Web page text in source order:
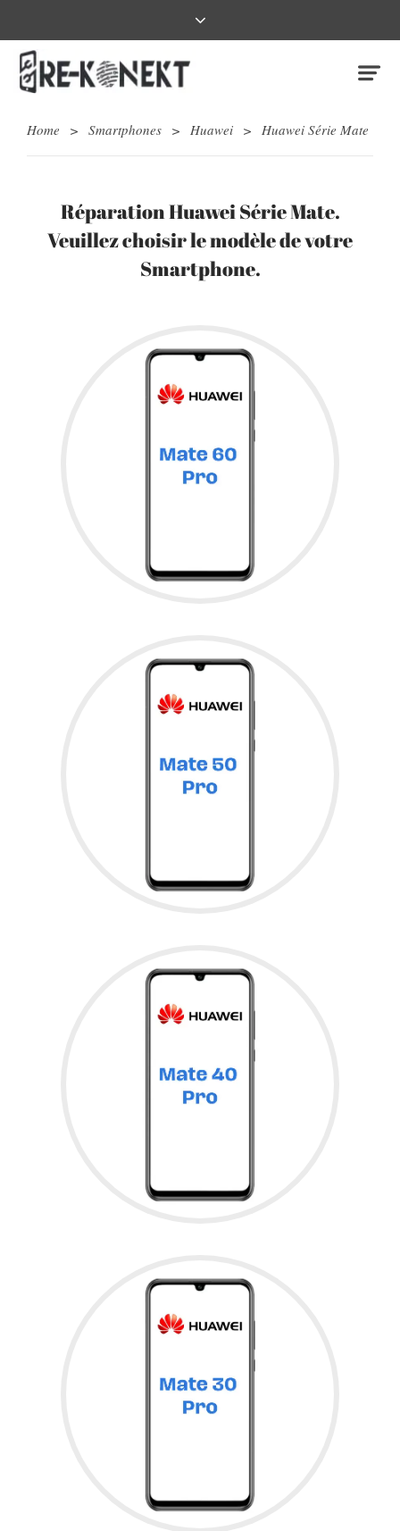
Home > Smartphones > Huawei > Huawei Série Mate
Réparation Huawei Série Mate.
Veuillez choisir le modèle de votre
Smartphone.